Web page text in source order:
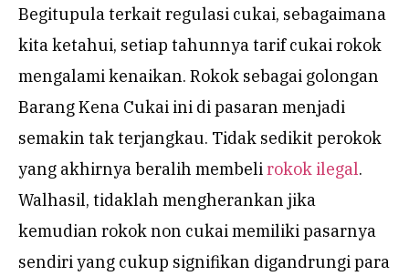
Begitupula terkait regulasi cukai, sebagaimana
kita ketahui, setiap tahunnya tarif cukai rokok
mengalami kenaikan. Rokok sebagai golongan
Barang Kena Cukai ini di pasaran menjadi
semakin tak terjangkau. Tidak sedikit perokok
yang akhirnya beralih membelirokok ilegal.
Walhasil, tidaklah mengherankan jika
kemudian rokok non cukai memiliki pasarnya
sendiri yang cukup signifikan digandrungi para